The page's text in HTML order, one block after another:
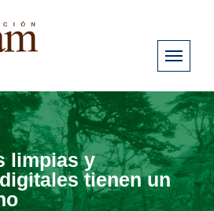
limpias y
tienen un